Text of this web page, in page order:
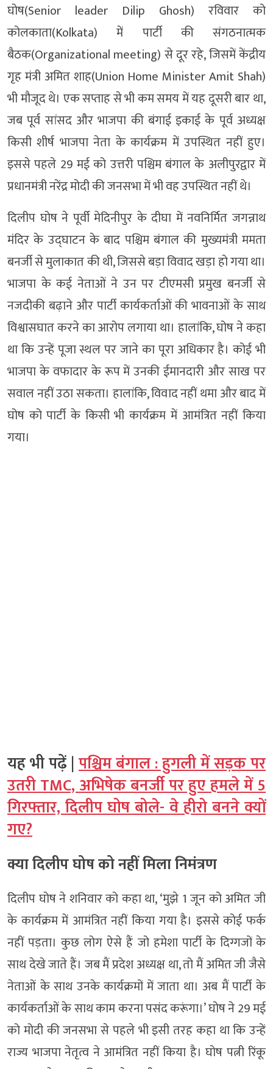
घोष(Senior leader Dilip Ghosh) रविवार को
कोलकाता(Kolkata) में पार्टी की संगठनात्मक
बैठक(Organizational meeting) से दूर रहे, जिसमें केंद्रीय
गृह मंत्री अमित शाह(Union Home Minister Amit Shah)
भी मौजूद थे। एक सप्ताह से भी कम समय में यह दूसरी बार था,
जब पूर्व सांसद और भाजपा की बंगाई इकाई के पूर्व अध्यक्ष
किसी शीर्ष भाजपा नेता के कार्यक्रम में उपस्थित नहीं हुए।
इससे पहले 29 मई को उत्तरी पश्चिम बंगाल के अलीपुरद्वार में
प्रधानमंत्री नरेंद्र मोदी की जनसभा में भी वह उपस्थित नहीं थे।
दिलीप घोष ने पूर्वी मेदिनीपुर के दीघा में नवनिर्मित जगन्नाथ
मंदिर के उद्घाटन के बाद पश्चिम बंगाल की मुख्यमंत्री ममता
बनर्जी से मुलाकात की थी, जिससे बड़ा विवाद खड़ा हो गया था।
भाजपा के कई नेताओं ने उन पर टीएमसी प्रमुख बनर्जी से
नजदीकी बढ़ाने और पार्टी कार्यकर्ताओं की भावनाओं के साथ
विश्वासघात करने का आरोप लगाया था। हालांकि, घोष ने कहा
था कि उन्हें पूजा स्थल पर जाने का पूरा अधिकार है। कोई भी
भाजपा के वफादार के रूप में उनकी ईमानदारी और साख पर
सवाल नहीं उठा सकता। हालांकि, विवाद नहीं थमा और बाद में
घोष को पार्टी के किसी भी कार्यक्रम में आमंत्रित नहीं किया
गया।
यह भी पढ़ें |पश्चिम बंगाल : हुगली में सड़क पर
उतरी TMC, अभिषेक बनर्जी पर हुए हमले में 5
गिरफ्तार, दिलीप घोष बोले- वे हीरो बनने क्यों
गए?
क्या दिलीप घोष को नहीं मिला निमंत्रण
दिलीप घोष ने शनिवार को कहा था, ‘मुझे 1 जून को अमित जी
के कार्यक्रम में आमंत्रित नहीं किया गया है। इससे कोई फर्क
नहीं पड़ता। कुछ लोग ऐसे हैं जो हमेशा पार्टी के दिग्गजों के
साथ देखे जाते हैं। जब मैं प्रदेश अध्यक्ष था, तो मैं अमित जी जैसे
नेताओं के साथ उनके कार्यक्रमों में जाता था। अब मैं पार्टी के
कार्यकर्ताओं के साथ काम करना पसंद करूंगा।’ घोष ने 29 मई
को मोदी की जनसभा से पहले भी इसी तरह कहा था कि उन्हें
राज्य भाजपा नेतृत्व ने आमंत्रित नहीं किया है। घोष पत्नी रिंकू